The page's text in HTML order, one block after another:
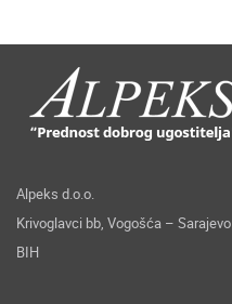
Alpeks d.o.o.
Krivoglavci bb, Vogošća – Sarajevo
BIH